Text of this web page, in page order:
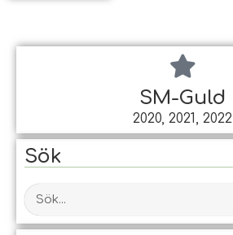
SM-Guld
2020, 2021, 2022
Sök